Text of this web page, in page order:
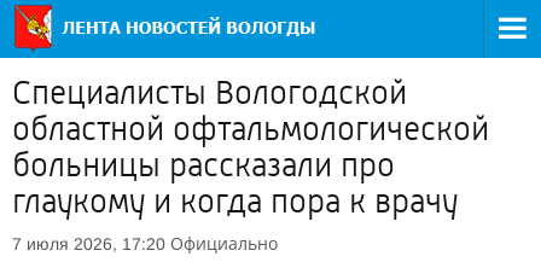
Специалисты Вологодской
областной офтальмологической
больницы рассказали про
глаукому и когда пора к врачу
7 июля 2026, 17:20 Официально